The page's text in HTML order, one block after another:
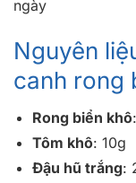
ngày
Nguyên
canh rong
Rong biển khô
Tôm khô: 10g
Đậu hũ trắng: